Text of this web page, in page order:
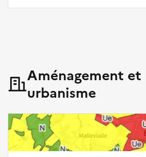
Aménagement et
urbanisme